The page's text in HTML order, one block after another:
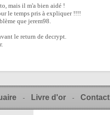
mais il m'a bien aidé !
le temps pris à expliquer !!!!
que jerem98.
le return de decrypt.
- Livre d'or - Contact